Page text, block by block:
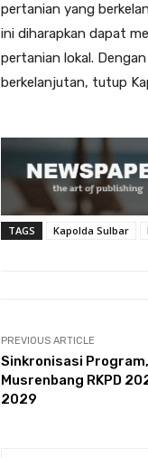
pertanian yang
ini diharapkan dapat
pertanian lokal.
berkelanjutan, tutup
TAGS Kapolda Sulbar
PREVIOUS ARTICLE
Sinkronisasi
Musrenbang RKPD
2029